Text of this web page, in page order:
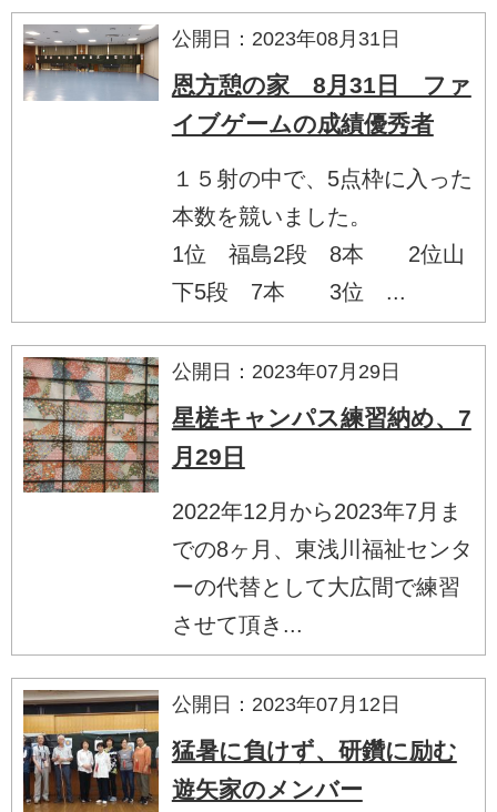
公開日：2023年08月31日
恩方憩の家 8月31日 ファ
イブゲームの成績優秀者
１５射の中で、5点枠に入った
本数を競いました。
1位 福島2段 8本 2位山
下5段 7本 3位 ...
公開日：2023年07月29日
星槎キャンパス練習納め、7
月29日
2022年12月から2023年7月ま
での8ヶ月、東浅川福祉センタ
ーの代替として大広間で練習
させて頂き...
公開日：2023年07月12日
猛暑に負けず、研鑽に励む
遊矢家のメンバー